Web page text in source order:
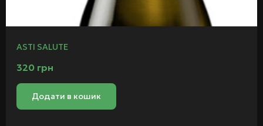
ASTI SALUTE
320 грн
Додати в кошик